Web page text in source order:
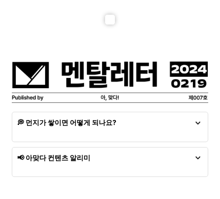
💭 먼지가 쌓이면 어떻게 되나요?
점으로부터 24시간 안에 읽어야 한다는 점을 꼭 기억해주세
요.
📢 아맞다 컨텐츠 알리미
각주줍줍 오픈 (24.02.02)